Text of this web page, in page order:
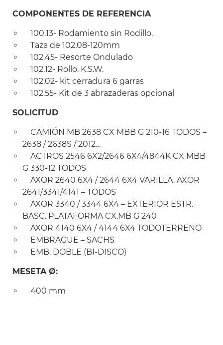
COMPONENTES DE REFERENCIA
100.13- Rodamiento sin Rodillo.
Taza de 102,08-120mm
102.45- Resorte Ondulado
102.12- Rollo. K.S.W.
102.02- kit cerradura 6 garras
102.55- Kit de 3 abrazaderas opcional
SOLICITUD
CAMIÓN MB 2638 CX MBB G 210-16 TODOS –
2638 / 2638S / 2012…
ACTROS 2546 6X2/2646 6X4/4844K CX MBB
G 330-12 TODOS
AXOR 2640 6X4 / 2644 6X4 VARILLA. AXOR
2641/3341/4141 – TODOS
AXOR 3340 / 3344 6X4 – EXTERIOR ESTR.
BASC. PLATAFORMA CX.MB G 240
AXOR 4140 6X4 / 4144 6X4 TODOTERRENO
EMBRAGUE – SACHS
EMB. DOBLE (BI-DISCO)
MESETA Ø:
400 mm